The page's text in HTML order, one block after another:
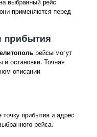
выбранный рейс
применяются перед
прибытия
рейсы могут
и остановки. Точная
описании
точку прибытия и адрес
рейса.